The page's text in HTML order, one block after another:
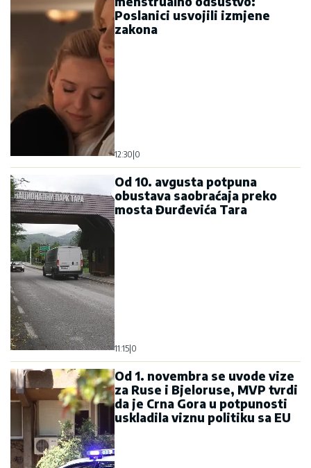
Poslanici usvojili izmjene
zakona
12:30 0
Od 10. avgusta potpuna
obustava saobraćaja preko
mosta Đurđevića Tara
11:15 0
Od 1. novembra se uvode vize
za Ruse i Bjeloruse, MVP tvrdi
da je Crna Gora u potpunosti
uskladila viznu politiku sa EU